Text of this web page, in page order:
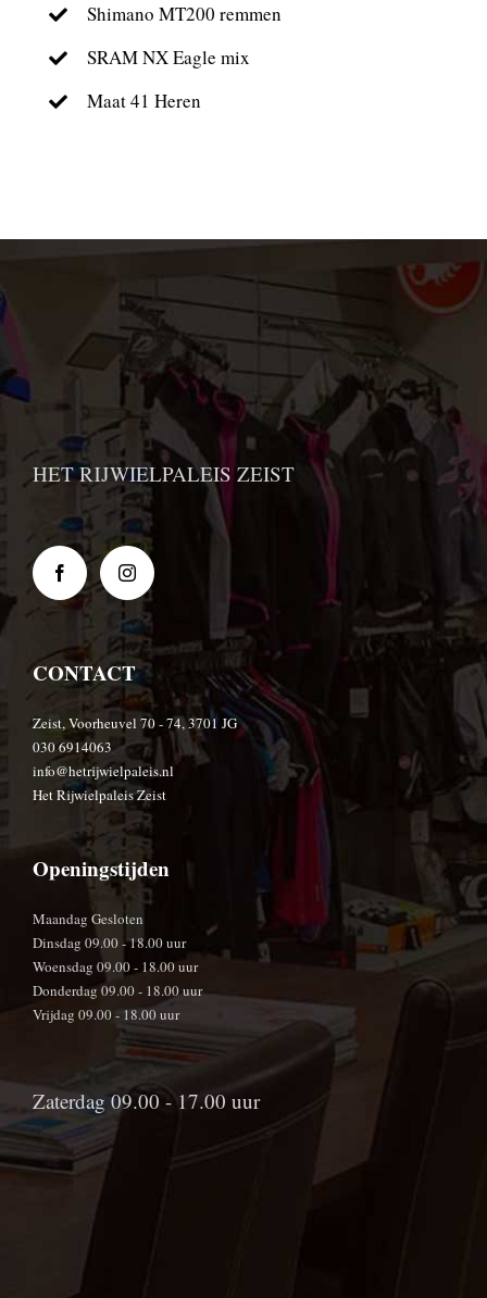
Shimano MT200 remmen
SRAM NX Eagle mix
Maat 41 Heren
HET RIJWIELPALEIS ZEIST
CONTACT
Zeist, Voorheuvel 70 - 74, 3701 JG
030 6914063
info@hetrijwielpaleis.nl
Het Rijwielpaleis Zeist
Openingstijden
Maandag Gesloten
Dinsdag 09.00 - 18.00 uur
Woensdag 09.00 - 18.00 uur
Donderdag 09.00 - 18.00 uur
Vrijdag 09.00 - 18.00 uur
Zaterdag 09.00 - 17.00 uur